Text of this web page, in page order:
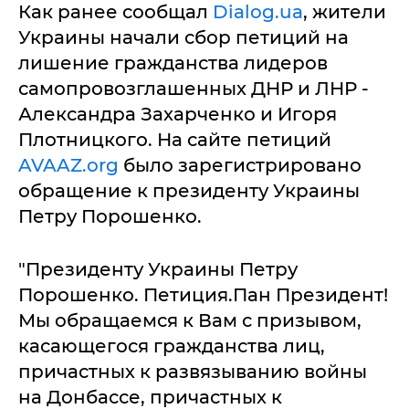
Как ранее сообщал Dialog.ua, жители
Украины начали сбор петиций на
лишение гражданства лидеров
самопровозглашенных ДНР и ЛНР -
Александра Захарченко и Игоря
Плотницкого. На сайте петиций
AVAAZ.org было зарегистрировано
обращение к президенту Украины
Петру Порошенко.
"Президенту Украины Петру
Порошенко. Петиция.Пан Президент!
Мы обращаемся к Вам с призывом,
касающегося гражданства лиц,
причастных к развязыванию войны
на Донбассе, причастных к